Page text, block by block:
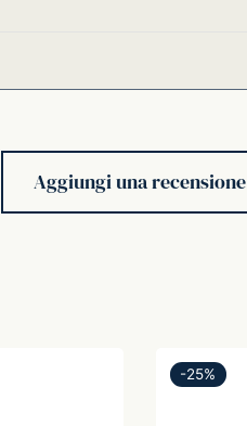
Aggiungi una recensione
-25%